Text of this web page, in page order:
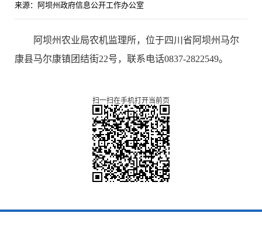
来源：阿坝州政府信息公开工作办公室
阿坝州农业局农机监理所，位于四川省阿坝州马尔
康县马尔康镇团结街22号，联系电话0837-2822549。
扫一扫在手机打开当前页